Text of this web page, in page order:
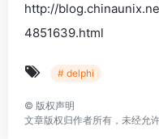
http://
4851639.html
# delphi
© 版权声明
文章版权归作者所有，未经允许